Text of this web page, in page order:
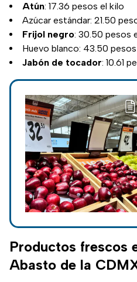
Atún: 17.36 pesos el kilo
Azúcar estándar: 21.50
Frijol negro: 30.50 pesos
Huevo blanco: 43.50
Jabón de tocador: 10.61
Productos frescos
Abasto de la